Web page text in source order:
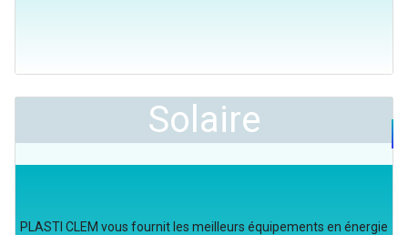
Solaire
PLASTI CLEM vous fournit les meilleurs équipements en énergie